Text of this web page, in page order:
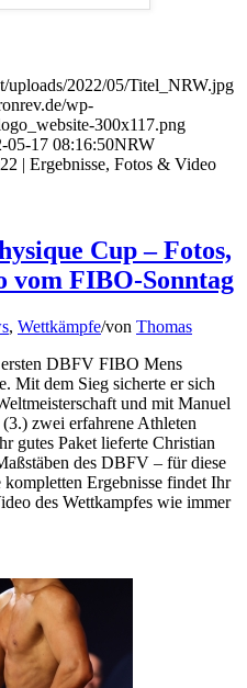
uploads/2022/05/Titel_NRW.jpg
wp-
300x117.png
05-17 08:16:50NRW
| Ergebnisse, Fotos & Video
Cup – Fotos,
vom FIBO-Sonntag
, Wettkämpfe/von Thomas
DBFV FIBO Mens
Mit dem Sieg sicherte er sich
und mit Manuel
zwei erfahrene Athleten
gutes Paket lieferte Christian
des DBFV – für diese
Ergebnisse findet Ihr
des Wettkampfes wie immer